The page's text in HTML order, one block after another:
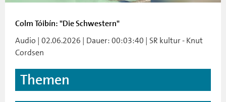
Colm Tóibín: "Die Schwestern"
Audio | 02.06.2026 | Dauer: 00:03:40 | SR kultur - Knut
Cordsen
Themen